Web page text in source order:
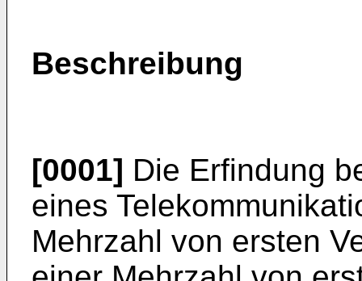
Beschreibung
[0001] Die Erfindung
eines
Mehrzahl von ersten